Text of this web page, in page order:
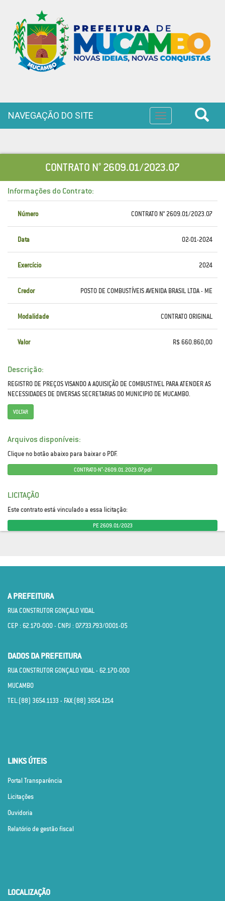
Toggle
navigation
NAVEGAÇÃO DO SITE
CONTRATO N° 2609.01/2023.07
Informações do Contrato:
Número CONTRATO N° 2609.01/2023.07
Data 02-01-2024
Exercício 2024
Credor POSTO DE COMBUSTÍVEIS AVENIDA BRASIL LTDA - ME
Modalidade CONTRATO ORIGINAL
Valor R$ 660.860,00
Descrição:
REGISTRO DE PREÇOS VISANDO A AQUISIÇÃO DE COMBUSTIVEL PARA ATENDER AS
NECESSIDADES DE DIVERSAS SECRETARIAS DO MUNICIPIO DE MUCAMBO.
VOLTAR
Arquivos disponíveis:
Clique no botão abaixo para baixar o PDF.
CONTRATO-N°-2609.01.2023.07.pdf
LICITAÇÃO
Este contrato está vinculado a essa licitação:
PE 2609.01/2023
A PREFEITURA
RUA CONSTRUTOR GONÇALO VIDAL
CEP : 62.170­-000 - CNPJ : 07.733.793/0001­-05
DADOS DA PREFEITURA
RUA CONSTRUTOR GONÇALO VIDAL - 62.170­-000
MUCAMBO
TEL:(88) 3654.1133 - FAX:(88) 3654.1214
LINKS ÚTEIS
Portal Transparência
Licitações
Ouvidoria
Relatório de gestão fiscal
LOCALIZAÇÃO